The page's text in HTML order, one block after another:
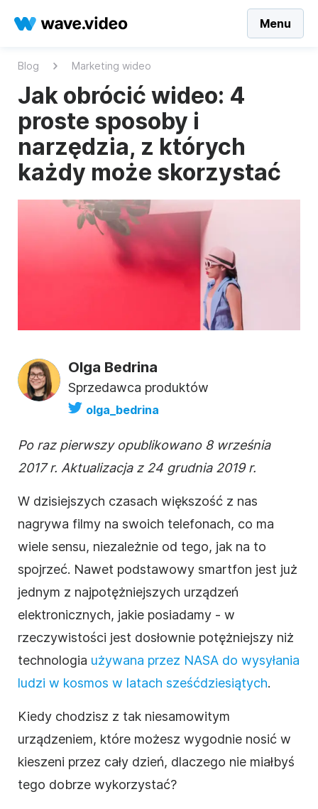
Menu
Blog Marketing wideo
Jak obrócić wideo: 4
proste sposoby i
narzędzia, z których
każdy może skorzystać
Olga Bedrina
Sprzedawca produktów
olga_bedrina
Po raz pierwszy opublikowano 8 września
2017 r. Aktualizacja z 24 grudnia 2019 r.
W dzisiejszych czasach większość z nas
nagrywa filmy na swoich telefonach, co ma
wiele sensu, niezależnie od tego, jak na to
spojrzeć. Nawet podstawowy smartfon jest już
jednym z najpotężniejszych urządzeń
elektronicznych, jakie posiadamy - w
rzeczywistości jest dosłownie potężniejszy niż
technologia używana przez NASA do wysyłania
ludzi w kosmos w latach sześćdziesiątych.
Kiedy chodzisz z tak niesamowitym
urządzeniem, które możesz wygodnie nosić w
kieszeni przez cały dzień, dlaczego nie miałbyś
tego dobrze wykorzystać?